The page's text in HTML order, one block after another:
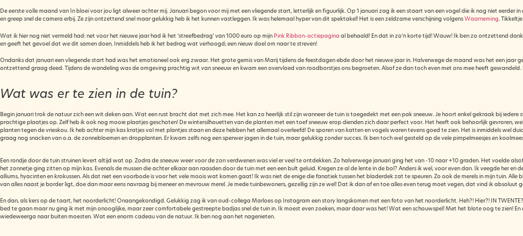
De eerste volle maand van In bloei voor jou ligt alweer achter mij. Januari begon voor mij met een vliegende start, letterlijk en figuurlijk. Op 1 januari zag ik een staart van een vogel die ik nog niet
en greep snel de camera erbij. Ze zijn ontzettend snel maar gelukkig heb ik het kunnen vastleggen. Ik was helemaal hyper van dit spektakel! Het is een zeldzame verschijning volgensWaarneming.
Wat ik hier nog niet vermeld had: net voor het nieuwe jaar had ik het ‘streefbedrag’ van 1000 euro op mijn Pink Ribbon-actiepaginaal behaald! En dat in zo’n korte tijd! Wauw! Ik ben zo ontzettend
en geeft het gevoel dat we dit samen doen. Inmiddels heb ik het bedrag wat verhoogd; een nieuw doel om naar te streven!
Ondanks dat januari een vliegende start had was het emotioneel ook erg zwaar. Het grote gemis van Marij tijdens de feestdagen ebde door het nieuwe jaar in. Halverwege de maand was het een
ontzettend graag deed. Tijdens de wandeling was de omgeving prachtig wit van sneeuw en kwam een overvloed van roodborstjes ons begroeten. Alsof ze dan toch even met ons mee heeft
Wat was er te zien in de tuin?
Begin januari trok de natuur zich een wit deken aan. Wat een rust bracht dat met zich mee. Het kan zo heerlijk stil zijn wanneer de tuin is toegedekt met een pak sneeuw. Je hoort enkel gekraak bij
prachtige plaatjes op. Zelf heb ik ook nog mooie plaatjes geschoten! De wintersilhouetten van de planten met een toef sneeuw erop dienden zich daar perfect voor. Het heeft ook behoorlijk gevroren,
planten tegen de vrieskou. Ik heb achter mijn kas kratjes vol met plantjes staan en deze hebben het allemaal overleefd! De sporen van katten en vogels waren tevens goed te zien. Het is inmiddels wel
graag nog snacken van o.a. de zonnebloemen en dropplanten. Er kwam zelfs nog een sperwer jagen in de tuin, maar gelukkig zonder succes. Ik ben toch wel gesteld op de vele pimpelmeesjes en
Een rondje door de tuin struinen levert altijd wat op. Zodra de sneeuw weer voor de zon verdwenen was viel er veel te ontdekken. Zo halverwege januari ging het van -10 naar +10 graden. Het voelde
het zonnetje ging zitten op mijn kas. Evenals de mussen die achter elkaar aan raasden door de tuin met een een bult geluid. Kregen ze al de lente in de bol? Anders ik wel, voor even dan. Ik veegde her
alliums, hyacinten en krokussen. Als dat niet een voorbode is voor het vele moois wat komen gaat! Ik was niet de enige die fanatiek tussen het bladerdek zat te speuren. Zo ook de merels in mijn tuin.
van alles naast je border ligt, doe dan maar eens navraag bij meneer en mevrouw merel. Je mede tuinbewoners, gezellig zijn ze wel! Dat ik dan af en toe alles even terug moet vegen, dat vind ik absoluut
En dan, als kers op de taart, het noorderlicht! Onaangekondigd. Gelukkig zag ik van oud-collega Marloes op Instagram een story langskomen met een foto van het noorderlicht. Heh?! Hier?! IN
bed te gaan maar nu ging ik met mijn onooglijke, maar zeer comfortabele gestreepte badjas snel de tuin in. Ik moest even zoeken, maar daar was het! Wat een schouwspel! Met het blote oog te zien!
wiedeweerga naar buiten moesten. Wat een enorm cadeau van de natuur. Ik ben nog aan het nagenieten.